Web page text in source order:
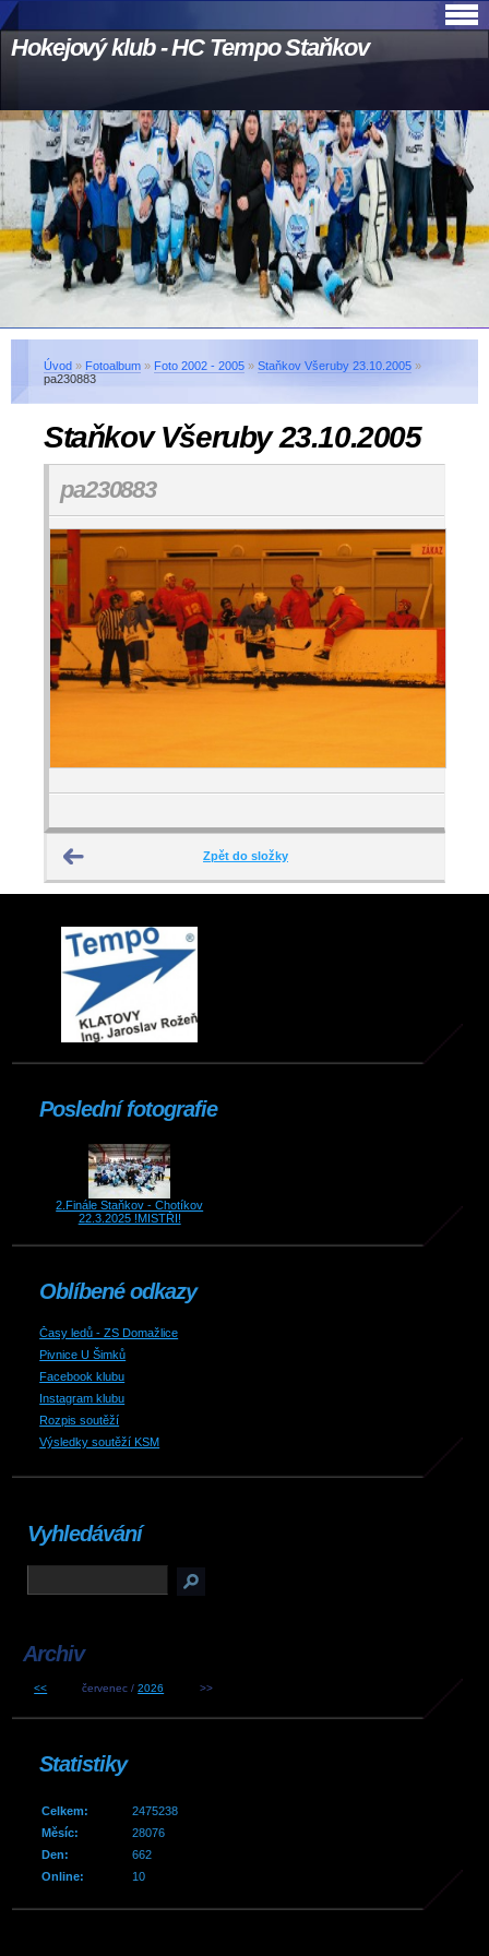
Hokejový klub - HC Tempo Staňkov
Úvod » Fotoalbum » Foto 2002 - 2005 » Staňkov Všeruby 23.10.2005 »
pa230883
Staňkov Všeruby 23.10.2005
pa230883
Zpět do složky
Poslední fotografie
2.Finále Staňkov - Chotíkov
22.3.2025 !MISTŘI!
Oblíbené odkazy
Časy ledů - ZS Domažlice
Pivnice U Šimků
Facebook klubu
Instagram klubu
Rozpis soutěží
Výsledky soutěží KSM
Vyhledávání
Archiv
<< červenec /2026 >>
Statistiky
Online: 10
Celkem:
2475238
Měsíc:
28076
Den:
662